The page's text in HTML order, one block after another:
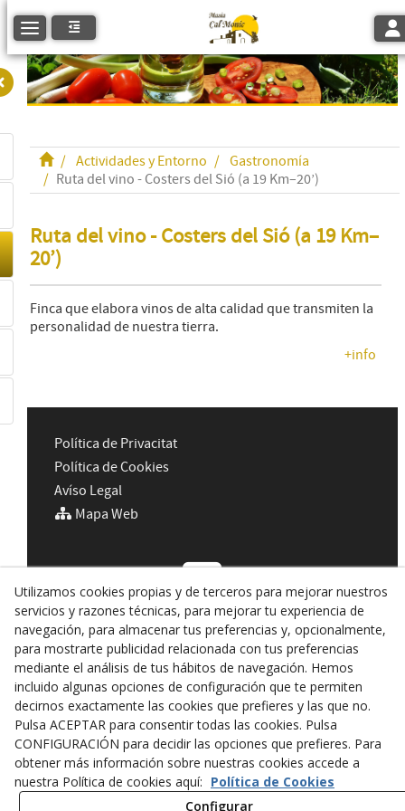
Toggle navigation
Actividades y Entorno
Gastronomía
Ruta del vino - Costers del Sió (a 19 Km–20’)
Ruta del vino - Costers del Sió (a 19 Km–
20’)
Finca que elabora vinos de alta calidad que transmiten la
personalidad de nuestra tierra.
+info
Política de Privacitat
Política de Cookies
Avíso Legal
Mapa Web
Ctra de Preixens Km 2,5
25334 Castellserà(Lleida)España
+34 650 068 308 (Jaume)
calmonic@calmonic.cat
Utilizamos cookies propias y de terceros para mejorar nuestros
servicios y razones técnicas, para mejorar tu experiencia de
navegación, para almacenar tus preferencias y, opcionalmente,
para mostrarte publicidad relacionada con tus preferencias
mediante el análisis de tus hábitos de navegación. Hemos
incluido algunas opciones de configuración que te permiten
decirnos exactamente las cookies que prefieres y las que no.
Pulsa ACEPTAR para consentir todas las cookies. Pulsa
CONFIGURACIÓN para decidir las opciones que prefieres. Para
obtener más información sobre nuestras cookies accede a
nuestra Política de cookies aquí: Política de Cookies
Configurar